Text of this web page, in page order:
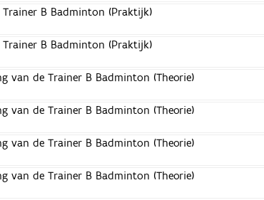
B Badminton (Praktijk)
B Badminton (Praktijk)
van de Trainer B Badminton (Theorie)
van de Trainer B Badminton (Theorie)
van de Trainer B Badminton (Theorie)
van de Trainer B Badminton (Theorie)